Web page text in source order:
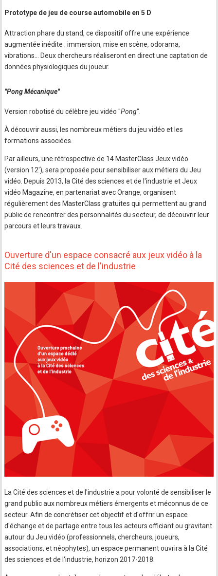
Prototype de jeu de course automobile en 5 D
Attraction phare du stand, ce dispositif offre une expérience
augmentée inédite : immersion, mise en scène, odorama,
vibrations... Deux chercheurs réaliseront en direct une captation de
données physiologiques du joueur.
"Pong Mécanique"
Version robotisé du célèbre jeu vidéo "Pong".
À découvrir aussi, les nombreux métiers du jeu vidéo et les
formations associées.
Par ailleurs, une rétrospective de 14 MasterClass Jeux vidéo
(version 12'), sera proposée pour sensibiliser aux métiers du Jeu
vidéo. Depuis 2013, la Cité des sciences et de l'industrie et Jeux
vidéo Magazine, en partenariat avec Orange, organisent
régulièrement des MasterClass gratuites qui permettent au grand
public de rencontrer des personnalités du secteur, de découvrir leur
parcours et leurs travaux.
Ouverture d'un espace consacré aux jeux vidéo à la
Cité des sciences et de l'industrie
La Cité des sciences et de l'industrie a pour volonté de sensibiliser le
grand public aux nombreux métiers émergents et méconnus de ce
secteur. Afin de concrétiser cet objectif et d'offrir un espace
d'échange et de partage entre tous les acteurs officiant ou gravitant
autour du Jeu vidéo (professionnels, chercheurs, joueurs,
associations, et néophytes), un espace permanent ouvrira à la Cité
des sciences et de l'industrie, horizon 2017-2018.